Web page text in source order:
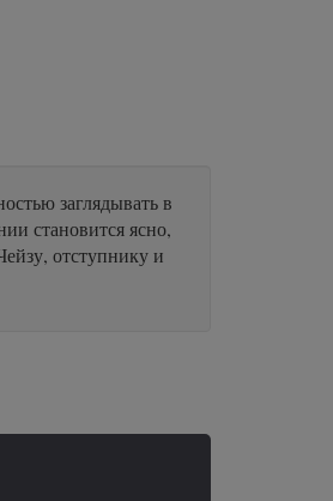
заглядывать в
становится ясно,
отступнику и